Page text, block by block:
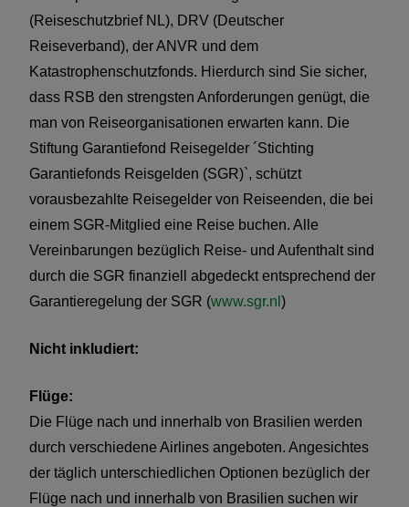
(Reiseschutzbrief NL), DRV (Deutscher
Reiseverband), der ANVR und dem
Katastrophenschutzfonds. Hierdurch sind Sie sicher,
dass RSB den strengsten Anforderungen genügt, die
man von Reiseorganisationen erwarten kann. Die
Stiftung Garantiefond Reisegelder ´Stichting
Garantiefonds Reisgelden (SGR)`, schützt
vorausbezahlte Reisegelder von Reiseenden, die bei
einem SGR-Mitglied eine Reise buchen. Alle
Vereinbarungen bezüglich Reise- und Aufenthalt sind
durch die SGR finanziell abgedeckt entsprechend der
Garantieregelung der SGR (www.sgr.nl )
Nicht inkludiert:
Flüge:
Die Flüge nach und innerhalb von Brasilien werden
durch verschiedene Airlines angeboten. Angesichtes
der täglich unterschiedlichen Optionen bezüglich der
Flüge nach und innerhalb von Brasilien suchen wir